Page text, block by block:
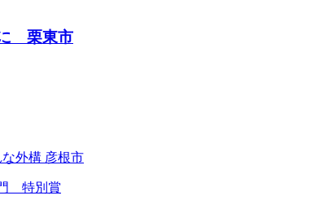
に 栗東市
門 特別賞